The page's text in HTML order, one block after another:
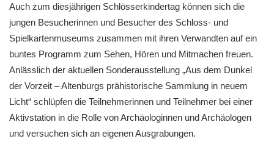
Auch zum diesjährigen Schlösserkindertag können sich die
jungen Besucherinnen und Besucher des Schloss- und
Spielkartenmuseums zusammen mit ihren Verwandten auf ein
buntes Programm zum Sehen, Hören und Mitmachen freuen.
Anlässlich der aktuellen Sonderausstellung „Aus dem Dunkel
der Vorzeit – Altenburgs prähistorische Sammlung in neuem
Licht“ schlüpfen die Teilnehmerinnen und Teilnehmer bei einer
Aktivstation in die Rolle von Archäologinnen und Archäologen
und versuchen sich an eigenen Ausgrabungen.